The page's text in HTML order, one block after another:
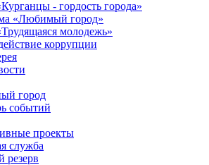
- гордость города»
«Любимый город»
молодежь»
коррупции
город
событий
проекты
служба
резерв